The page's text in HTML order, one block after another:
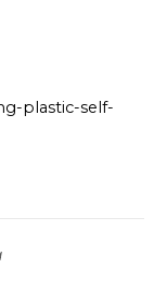
plastic-self-